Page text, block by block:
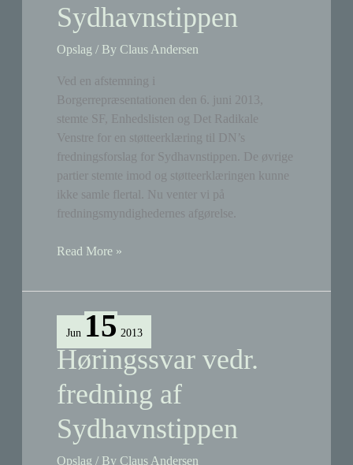
Sydhavnstippen
Opslag / ByClaus Andersen
Ved en afstemning i
Borgerrepræsentationen den 6. juni 2013,
stemte SF, Enhedslisten og Det Radikale
Venstre for en støtteerklæring til DN’s
fredningsforslag for Sydhavnstippen. De øvrige
partier stemte imod og støtteerklæringen kunne
ikke samle flertal. Nu venter vi på
fredningsmyndighedernes afgørelse.
B,
og
støtter
fredningen
af
Sydhavnstippen
Read More »
Jun 15 2013
Høringssvar vedr.
fredning af
Sydhavnstippen
Opslag / ByClaus Andersen